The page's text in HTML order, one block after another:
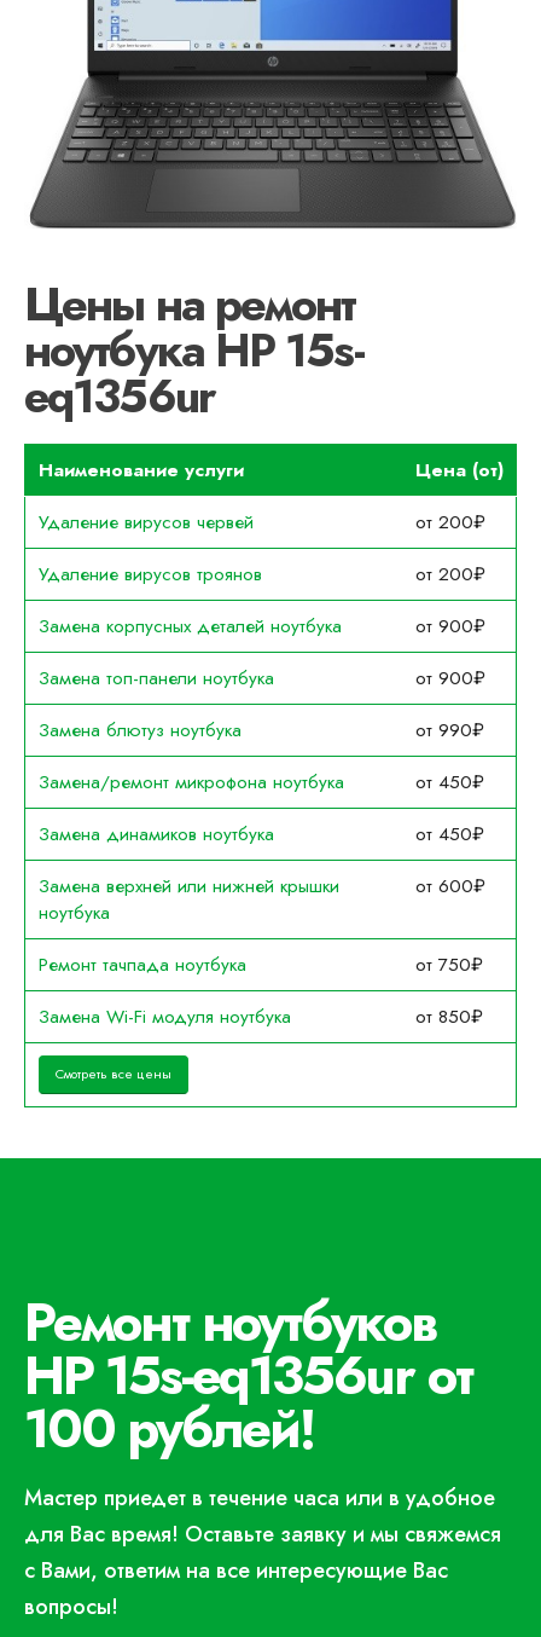
Цены на ремонт
ноутбука HP 15s-
eq1356ur
Наименование услуги
Цена (от)
Удаление вирусов червей
от 200₽
Удаление вирусов троянов
от 200₽
Замена корпусных деталей ноутбука
от 900₽
Замена топ-панели ноутбука
от 900₽
Замена блютуз ноутбука
от 990₽
Замена/ремонт микрофона ноутбука
от 450₽
Замена динамиков ноутбука
от 450₽
Замена верхней или нижней крышки
ноутбука
от 600₽
Ремонт тачпада ноутбука
от 750₽
Замена Wi-Fi модуля ноутбука
от 850₽
Смотреть все цены
Ремонт ноутбуков
HP 15s-eq1356ur от
100 рублей!
Мастер приедет в течение часа или в удобное
для Вас время! Оставьте заявку и мы свяжемся
с Вами, ответим на все интересующие Вас
вопросы!